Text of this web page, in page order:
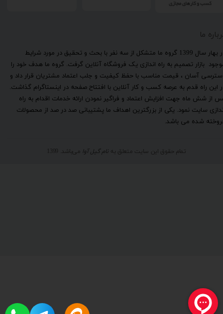
ما
​در بهار سال 1399 گروه ما متشکل از سه نفر با بحث و تحقیق در مورد شرایط
بازار تصمیم به راه اندازی یک فروشگاه آنلاین گرفت. گروه ما هدف خود را
آسان ، قیمت مناسب با حفظ کیفیت و جلب اعتماد مشتریان قرار داد و
این راه قدم به عرصه کسب و کار آنلاین با افتتاح صفحه در اینستاگرام گذاشت.
از شش ماه جهت افزایش اعتماد و فراگیر نمودن ارائه خدمات اقدام به راه
سایت نمود. یکی از بزرگترین اهداف ما پشتیبانی صد در صد از محصولات
شده می باشد.
تمام حقوق این سایت متعلق به نام گیل آوا می‌باشد. 1399